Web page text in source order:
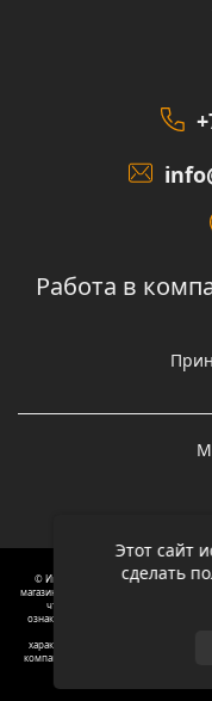
Этот сайт
сделать
Работа в
© Интернет-магазин напольных
магазин, вы даете согласие на
что пpиведеные цeны и
ознакомительный харaктер и не
харaктеристиках товaров, их
компании. Копирование и